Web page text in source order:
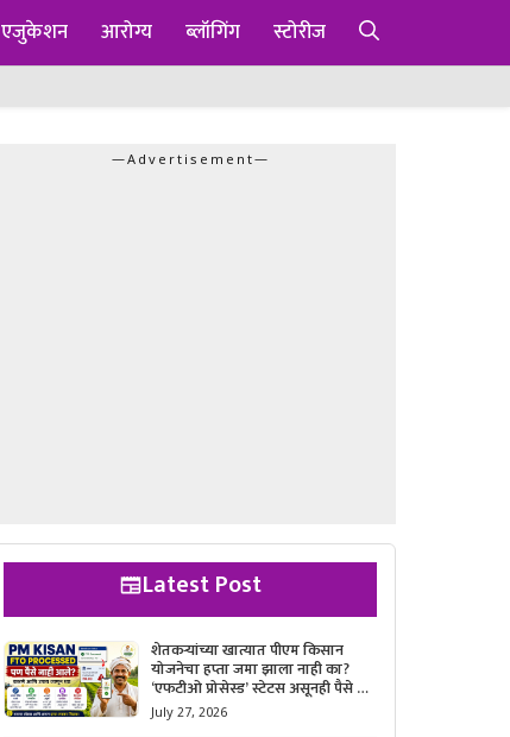
एजुकेशन आरोग्य ब्लॉगिंग स्टोरीज
—Advertisement—
Latest Post
शेतकऱ्यांच्या खात्यात पीएम किसान
योजनेचा हप्ता जमा झाला नाही का?
‘एफटीओ प्रोसेस्ड’ स्टेटस असूनही पैसे न
मिळाल्यास काय करावे, याची सविस्तर
माहिती जाणून घ्या.
July 27, 2026